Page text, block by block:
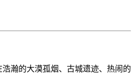
瀚的大漠孤烟、古城遗迹、热闹的